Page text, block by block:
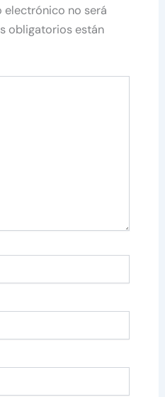
electrónico no será
obligatorios están